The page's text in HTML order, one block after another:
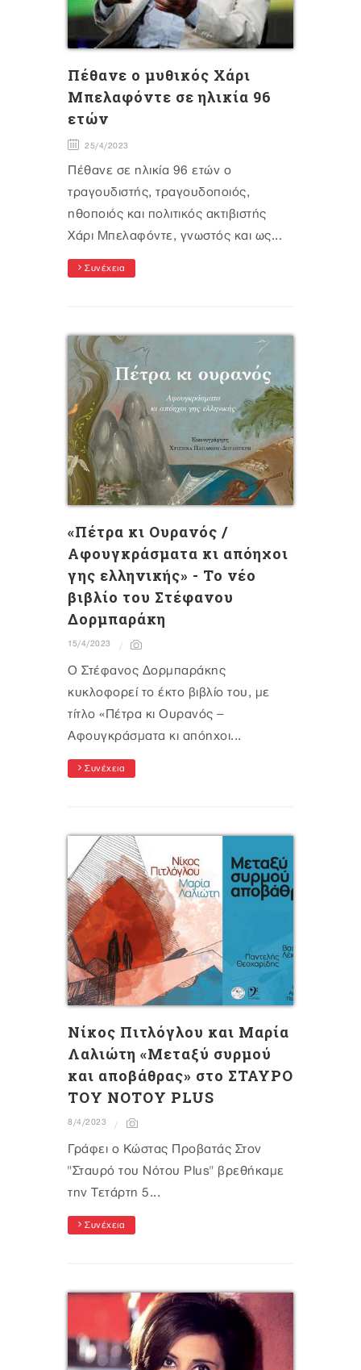
Πέθανε ο μυθικός Χάρι
Μπελαφόντε σε ηλικία 96
ετών
25/4/2023
Πέθανε σε ηλικία 96 ετών ο
τραγουδιστής, τραγουδοποιός,
ηθοποιός και πολιτικός ακτιβιστής
Χάρι Μπελαφόντε, γνωστός και ως...
Συνέχεια
«Πέτρα κι Ουρανός /
Αφουγκράσματα κι απόηχοι
γης ελληνικής» - Το νέο
βιβλίο του Στέφανου
Δορμπαράκη
15/4/2023
Ο Στέφανος Δορμπαράκης
κυκλοφορεί το έκτο βιβλίο του, με
τίτλο «Πέτρα κι Ουρανός –
Αφουγκράσματα κι απόηχοι...
Συνέχεια
Νίκος Πιτλόγλου και Μαρία
Λαλιώτη «Μεταξύ συρμού
και αποβάθρας» στο ΣΤΑΥΡΟ
ΤΟΥ ΝΟΤΟΥ PLUS
8/4/2023
Γράφει ο Κώστας Προβατάς Στον
"Σταυρό του Νότου Plus" βρεθήκαμε
την Τετάρτη 5...
Συνέχεια